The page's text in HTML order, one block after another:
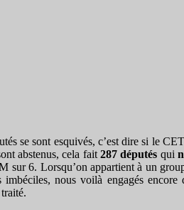
se sont esquivés, c’est dire si le
abstenus, cela fait 287 députés qui
6. Lorsqu’on appartient à un
nous voilà engagés